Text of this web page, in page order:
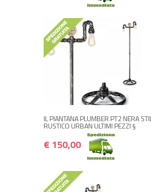
IL PIANTANA PLUMBER PT2 NERA
RUSTICO URBAN ULTIMI PEZZI §
€ 150,00
+ ACQUISTA